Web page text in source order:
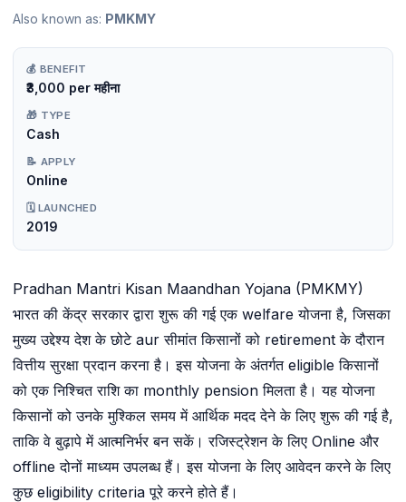
Also known as: PMKMY
💰 BENEFIT
₹3,000 per महीना
🎁 TYPE
Cash
📝 APPLY
Online
🗓️ LAUNCHED
2019
Pradhan Mantri Kisan Maandhan Yojana (PMKMY)
भारत की केंद्र सरकार द्वारा शुरू की गई एक welfare योजना है, जिसका
मुख्य उद्देश्य देश के छोटे aur सीमांत किसानों को retirement के दौरान
वित्तीय सुरक्षा प्रदान करना है। इस योजना के अंतर्गत eligible किसानों
को एक निश्चित राशि का monthly pension मिलता है। यह योजना
किसानों को उनके मुश्किल समय में आर्थिक मदद देने के लिए शुरू की गई है,
ताकि वे बुढ़ापे में आत्मनिर्भर बन सकें। रजिस्ट्रेशन के लिए Online और
offline दोनों माध्यम उपलब्ध हैं। इस योजना के लिए आवेदन करने के लिए
कुछ eligibility criteria पूरे करने होते हैं।